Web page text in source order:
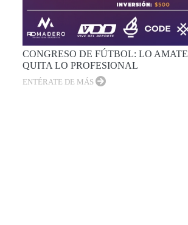
CONGRESO DE FÚTBOL: LO
QUITA LO PROFESIONAL
ENTÉRATE DE MÁS